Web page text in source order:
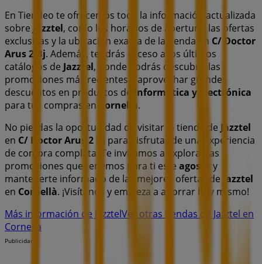
En Tiendeo te ofrecemos toda la información actualizada
sobre
Jazztel, como los horarios de apertura, las ofertas
exclusivas y la ubicación exacta de la tienda en C/ Doctor
Arus 2 Bj. Además, tendrás acceso a los últimos
catálogos de Jazztel, donde podrás descubrir las
promociones más recientes y aprovechar grandes
descuentos en productos de
Informática y Electrónica
para tus compras en
Cornellà .
No pierdas la oportunidad de visitar la tienda de Jazztel
en C/ Doctor Arus 2 Bj
para disfrutar de una experiencia
de compra completa. Te invitamos a explorar las
promociones que tenemos para ti este agosto
y
mantenerte informado de las mejores ofertas de Jazztel
en Cornellà. ¡Visítanos y empieza a ahorrar hoy mismo!
Más información de JazztelVer otras tiendas de Jazztel en
Cornellà
Publicidad